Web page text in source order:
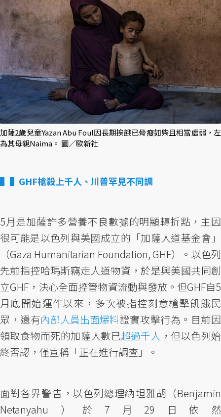
加薩2歲兒童Yazan Abu Foul因長期挨餓已骨瘦如柴且相當虛弱，左
為其母親Naima。 圖／歐新社
▌GHF槍殺上千人、川普罕見不同調
5月是加薩許多營養不良數據的明顯轉折點，主因
很可能是以色列與美國成立的「加薩人道基金會」
（Gaza Humanitarian Foundation, GHF）。以色列
先前指控哈瑪斯竊走人道物資，於是與美國共同創
立GHF，決心全面控管物資流動與發放。但GHF自5
月底開始運作以來，多次被指控刻意槍擊飢餓民
眾，還有內部人員出面爆料證實攻擊行為。目前因
領取食物而死的加薩人數已超過千人 ，但以色列始
終否認，僅宣稱「正在進行調查」。
面對各界警告，以色列總理納坦雅胡（Benjamin
Netanyahu）於7月29日依然